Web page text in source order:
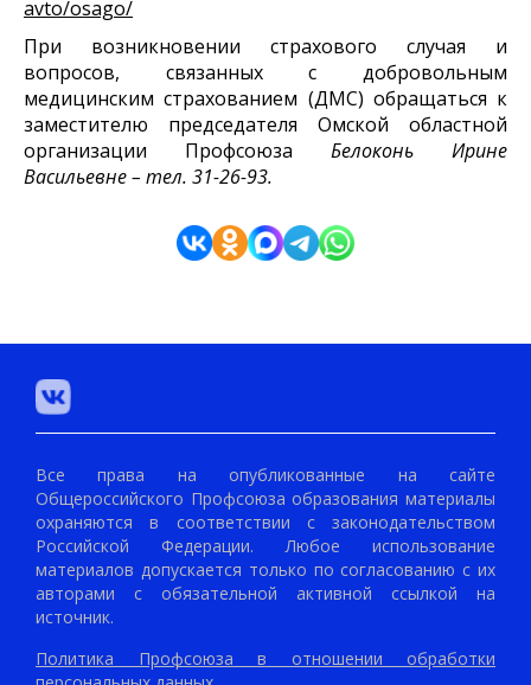
avto/osago/
При возникновении страхового случая и
вопросов, связанных с добровольным
медицинским страхованием (ДМС) обращаться к
заместителю председателя Омской областной
организации Профсоюза Белоконь Ирине
Васильевне – тел. 31-26-93.
Все права на опубликованные на сайте
Общероссийского Профсоюза образования материалы
охраняются в соответствии с законодательством
Российской Федерации. Любое использование
материалов допускается только по согласованию с их
авторами с обязательной активной ссылкой на
источник.
Политика Профсоюза в отношении обработки